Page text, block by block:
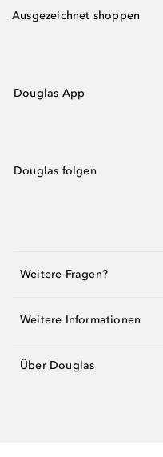
Ausgezeichnet shoppen
Douglas App
Douglas folgen
Weitere Fragen?
Weitere Informationen
Über Douglas